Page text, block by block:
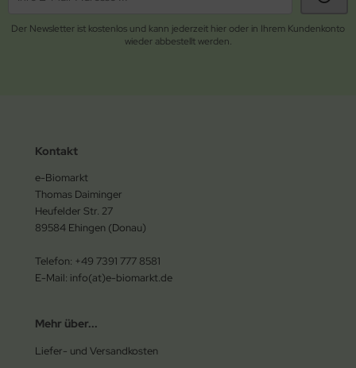
Der Newsletter ist kostenlos und kann jederzeit hier oder in Ihrem Kundenkonto
wieder abbestellt werden.
Kontakt
e-Biomarkt
Thomas Daiminger
Heufelder Str. 27
89584 Ehingen (Donau)
Telefon: +49 7391 777 8581
E-Mail: info(at)e-biomarkt.de
Mehr über...
Liefer- und Versandkosten